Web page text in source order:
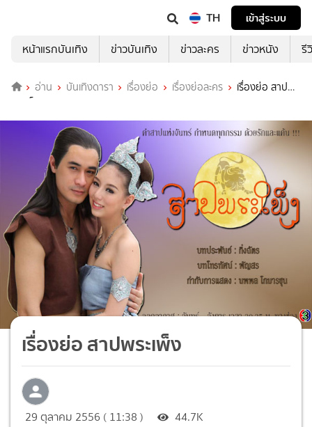
TH
เข้าสู่ระบบ
หน้าแรกบันเทิง
ข่าวบันเทิง ข่าวละคร ข่าวหนัง รี
อ่าน บันเทิงดารา เรื่องย่อ เรื่องย่อละคร
เรื่องย่อ สาป
พระเพ็ง
เรื่องย่อ สาปพระเพ็ง
29 ตุลาคม 2556 ( 11:38 ) 44.7K